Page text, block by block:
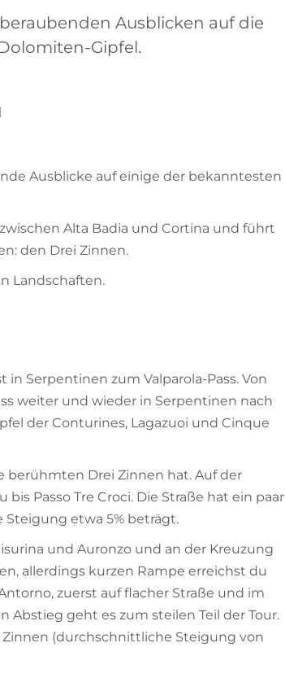
Ausblicken auf die
Gipfel.
Ausblicke auf einige der bekanntesten
Alta Badia und Cortina und führt
den Drei Zinnen.
Landschaften.
in Serpentinen zum Valparola-Pass. Von
weiter und wieder in Serpentinen nach
der Conturines, Lagazuoi und Cinque
berühmten Drei Zinnen hat. Auf der
bis Passo Tre Croci. Die Straße hat ein paar
etwa 5% beträgt.
und Auronzo und an der Kreuzung
allerdings kurzen Rampe erreichst du
zuerst auf flacher Straße und im
Abstieg geht es zum steilen Teil der Tour.
(durchschnittliche Steigung von